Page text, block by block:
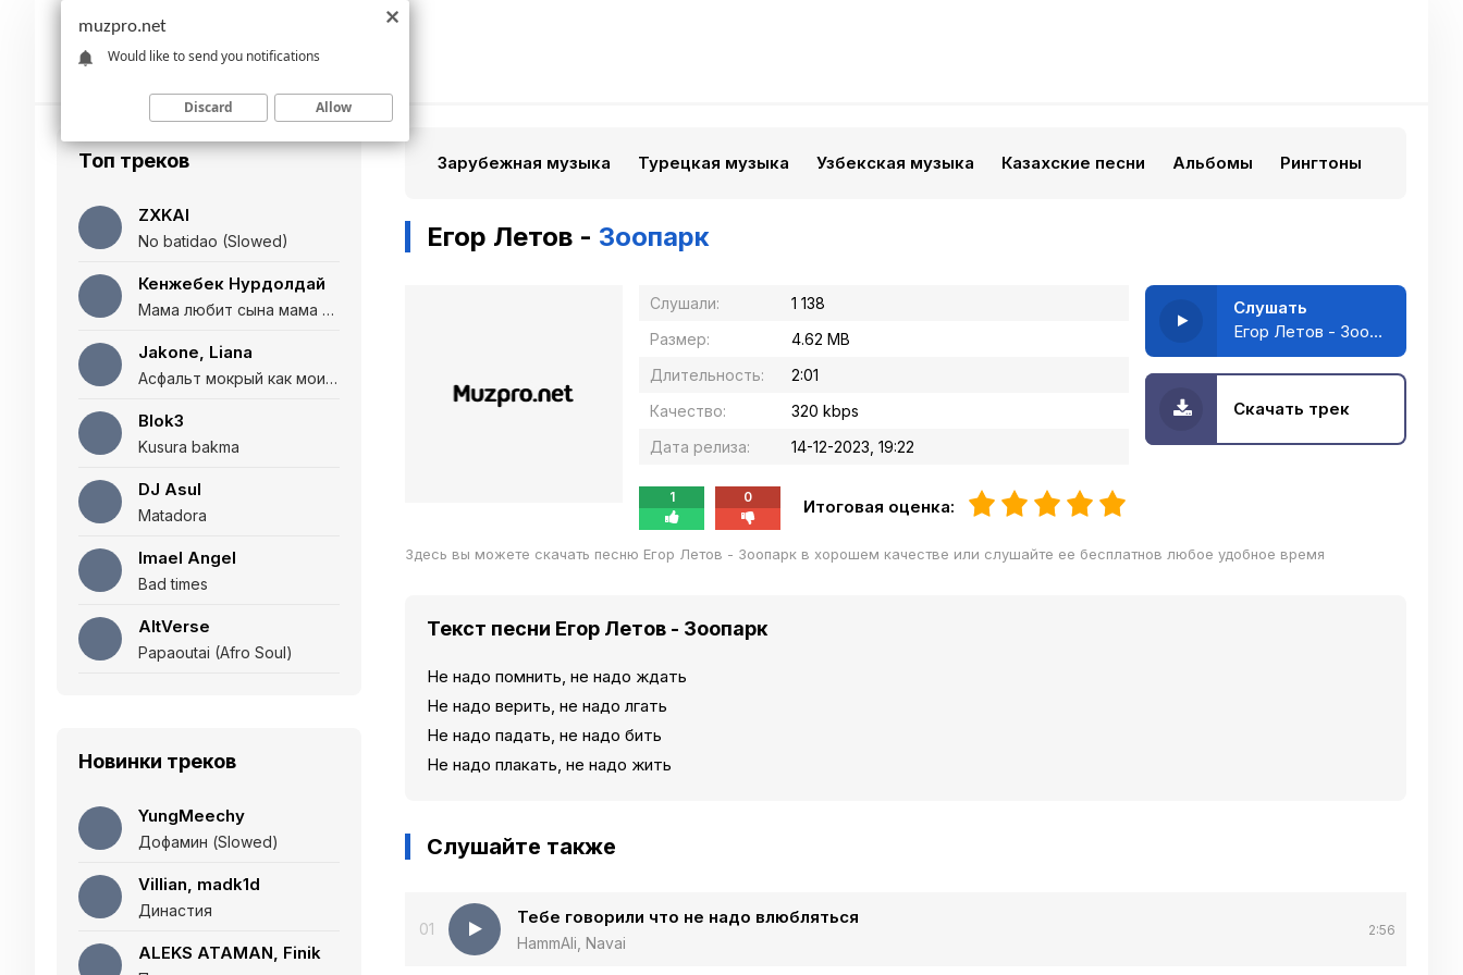
Топ треков
ZXKAI
No batidao (Slowed)
Кенжебек Нурдолдай
Мама любит сына мама любит дочь (Полная версия)
Jakone, Liana
Асфальт мокрый как мои глаза и я нарезаю
Blok3
Kusura bakma
DJ Asul
Matadora
Imael Angel
Bad times
AltVerse
Papaoutai (Afro Soul)
Новинки треков
YungMeechy
Дофамин (Slowed)
Villian, madk1d
Династия
ALEKS ATAMAN, Finik
Зарубежная музыка Турецкая музыка Узбекская музыка Казахские песни Альбомы Рингтоны
Егор Летов - Зоопарк
Слушали:
1 138
Размер:
4.62 MB
Длительность:
2:01
Качество:
320 kbps
Дата релиза:
14-12-2023, 19:22
1 0 Итоговая оценка:
Слушать
Егор Летов - Зоопарк
Скачать трек
Здесь вы можете скачать песню Егор Летов - Зоопарк в хорошем качестве или слушайте ее бесплатнов любое удобное время
Текст песни Егор Летов - Зоопарк
Не надо помнить, не надо ждать
Не надо верить, не надо лгать
Не надо падать, не надо бить
Не надо плакать, не надо жить
Слушайте также
01
Тебе говорили что не надо влюбляться
HammAli, Navai
2:56
muzpro.net
Would like to send you notifications
Discard Allow